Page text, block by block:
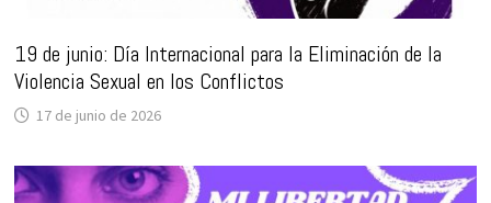
19 de junio: Día Internacional para la Eliminación de la
Violencia Sexual en los Conflictos
17 de junio de 2026